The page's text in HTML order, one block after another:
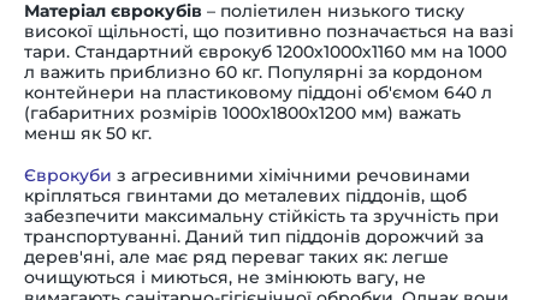
Матеріал єврокубів – поліетилен низького тиску
високої щільності, що позитивно позначається на вазі
тари. Стандартний єврокуб 1200х1000х1160 мм на 1000
л важить приблизно 60 кг. Популярні за кордоном
контейнери на пластиковому піддоні об'ємом 640 л
(габаритних розмірів 1000х1800х1200 мм) важать
менш як 50 кг.
Єврокуби з агресивними хімічними речовинами
кріпляться гвинтами до металевих піддонів, щоб
забезпечити максимальну стійкість та зручність при
транспортуванні. Даний тип піддонів дорожчий за
дерев'яні, але має ряд переваг таких як: легше
очищуються і миються, не змінюють вагу, не